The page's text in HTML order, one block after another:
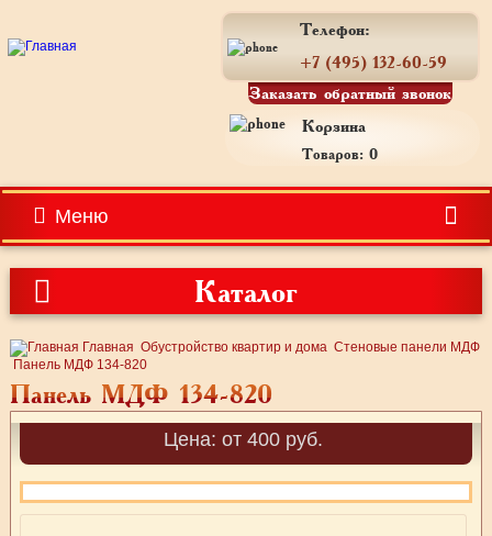
Телефон:
+7 (495) 132-60-59
Заказать обратный звонок
Корзина
Товаров: 0
Меню
Каталог
Главная Обустройство квартир и дома Стеновые панели МДФ
Панель МДФ 134-820
Панель МДФ 134-820
Цена: от 400 руб.